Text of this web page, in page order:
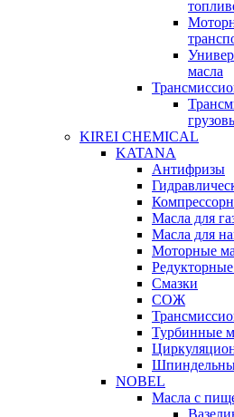
масла
KIREI CHEMICAL
KATANA
Антифризы
Масла для
Масла для
Моторные
Смазки
СОЖ
Турбинные
NOBEL
Масла с